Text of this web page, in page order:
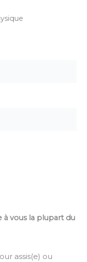
à vous la plupart du
assis(e) ou